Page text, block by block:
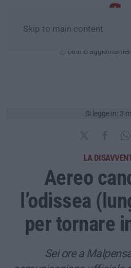
Skip to main content
Ultimo
Si legge in: 3
LA
Aereo
l’odissea
per tornare
Sei ore a